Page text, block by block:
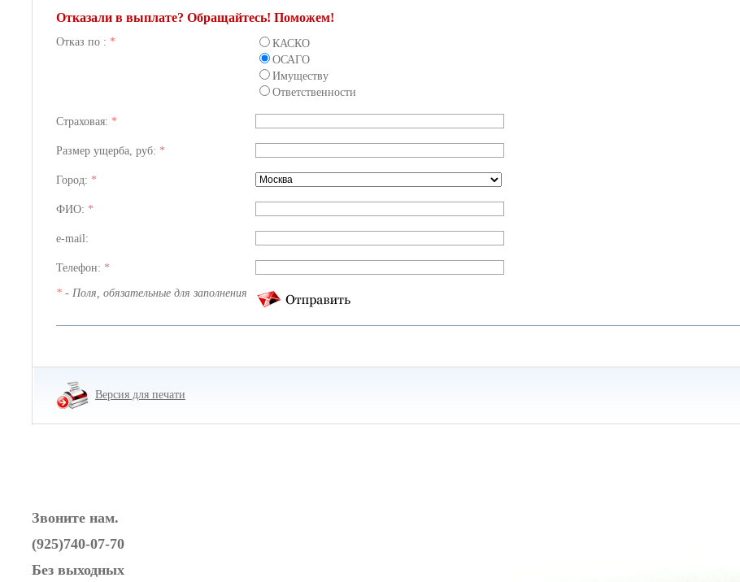
Отказали в выплате? Обращайтесь! Поможем!
Отказ по : *
КАСКО
ОСАГО
Имуществу
Ответственности
Страховая: *
Размер ущерба, руб: *
Город: *
ФИО: *
e-mail:
Телефон: *
* - Поля, обязательные для заполнения
Версия для печати
Звоните нам.
(925)740-07-70
Без выходных